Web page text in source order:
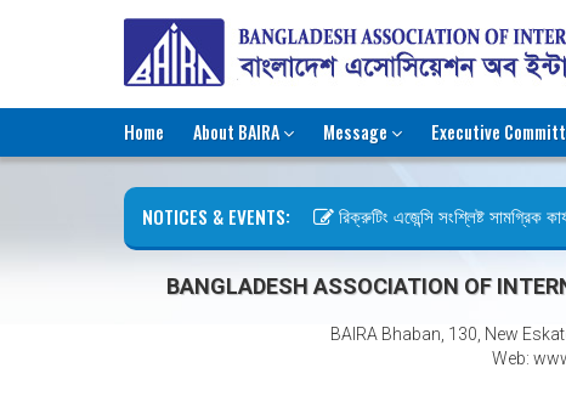
Home About BAIRA Message Executive
NOTICES & EVENTS: রিক্রুটিং এজেন্সি সংশ্লিষ্ট সামগ্রিক
BANGLADESH ASSOCIATION OF
BAIRA Bhaban, 130, New
Web: